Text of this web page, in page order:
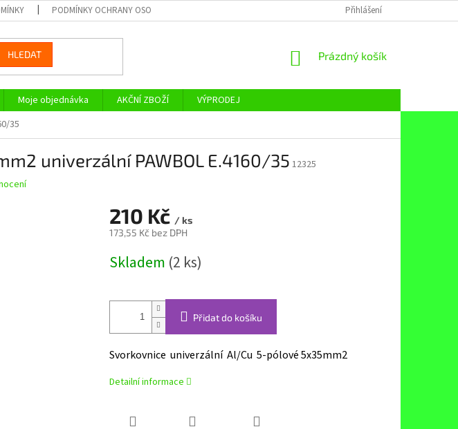
PODMÍNKY OCHRANY OSOBNÍCH ÚDAJŮ Přihlášení
HLEDAT
NÁKUPNÍ
Prázdný košík
Moje objednávka AKČNÍ ZBOŽÍ
VÝPRODEJ
35
univerzální PAWBOL E.4160/35 12325
210 Kč / ks
173,55 Kč bez DPH
cena:
Skladem (2 ks)
Přidat do košíku
Svorkovnice univerzální Al/Cu 5-pólové 5x35mm2
Detailní informace